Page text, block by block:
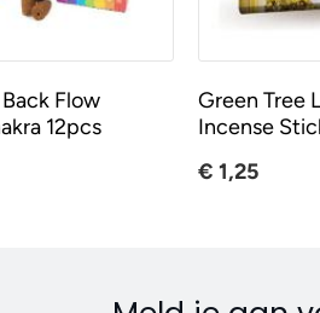
Flow
12pcs
Green Tree
Incense
€ 1,25